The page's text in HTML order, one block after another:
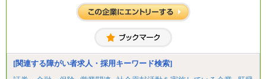
[関連する障がい者求人・採用キーワード検索]